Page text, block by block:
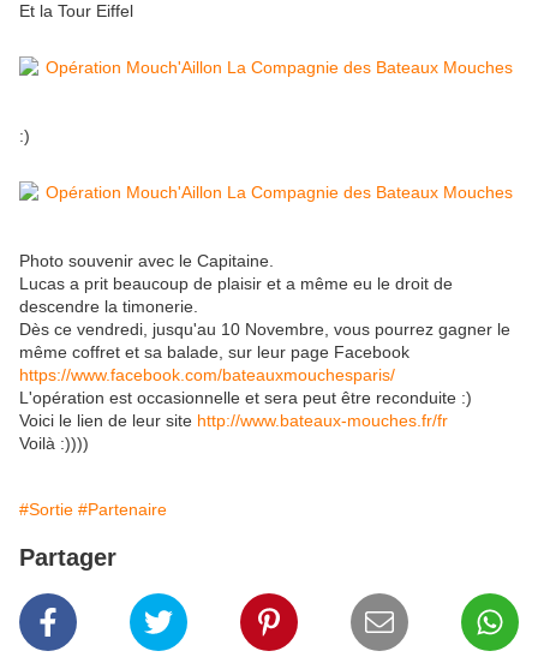
Et la Tour Eiffel
:)
Photo souvenir avec le Capitaine.
Lucas a prit beaucoup de plaisir et a même eu le droit de
descendre la timonerie.
Dès ce vendredi, jusqu'au 10 Novembre, vous pourrez gagner le
même coffret et sa balade, sur leur page Facebook
https://www.facebook.com/bateauxmouchesparis/
L'opération est occasionnelle et sera peut être reconduite :)
Voici le lien de leur site http://www.bateaux-mouches.fr/fr
Voilà :))))
#Sortie #Partenaire
Partager